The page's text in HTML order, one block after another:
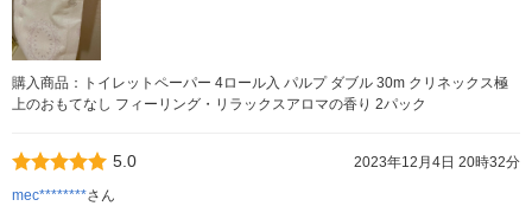
購入商品：トイレットペーパー 4ロール入 パルプ ダブル 30m クリネックス極
上のおもてなし フィーリング・リラックスアロマの香り 2パック
5.0
2023年12月4日 20時32分
mec********さん